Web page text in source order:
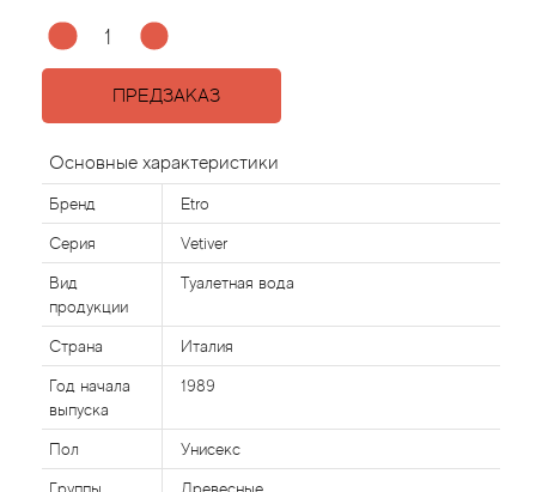
ПРЕДЗАКАЗ
Основные характеристики
Бренд Etro
Серия Vetiver
Вид
продукции
Туалетная вода
Страна Италия
Год начала
выпуска
1989
Пол Унисекс
Agonist
Aigner
Aj Arabia (Widian)
Ajmal
Al Haramain
Al Jazeera
Alaia Paris
Alexander McQueen